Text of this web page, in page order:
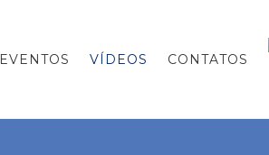
EVENTOS VÍDEOS CONTATOS